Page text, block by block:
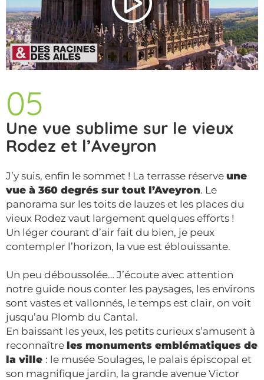
05
Une vue sublime sur le vieux
Rodez et l’Aveyron
J’y suis, enfin le sommet ! La terrasse réserve une
vue à 360 degrés sur tout l’Aveyron. Le
panorama sur les toits de lauzes et les places du
vieux Rodez vaut largement quelques efforts !
Un léger courant d’air fait du bien, je peux
contempler l’horizon, la vue est éblouissante.
Un peu déboussolée… J’écoute avec attention
notre guide nous conter les paysages, les environs
sont vastes et vallonnés, le temps est clair, on voit
jusqu’au Plomb du Cantal.
En baissant les yeux, les petits curieux s’amusent à
reconnaître les monuments emblématiques de
la ville : le musée Soulages, le palais épiscopal et
son magnifique jardin, la grande avenue Victor